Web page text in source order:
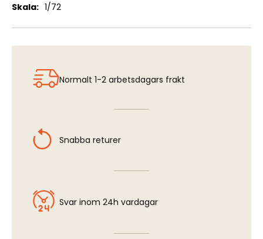
Mer
1/72
Normalt 1-2 arbetsdagars frakt
Snabba returer
Svar inom 24h vardagar